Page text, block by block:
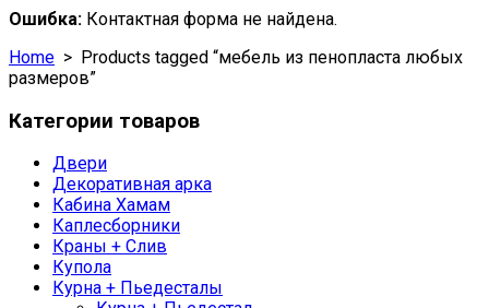
Ошибка: Контактная форма не найдена.
Home > Products tagged “мебель из пенопласта любых
размеров”
Категории товаров
Двери
Декоративная арка
Кабина Хамам
Каплесборники
Краны + Слив
Купола
Курна + Пьедесталы